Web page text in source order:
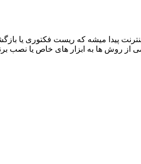
پیدا میشه که ریست فکتوری یا
از روش ها به ابزار های خاص یا نصب